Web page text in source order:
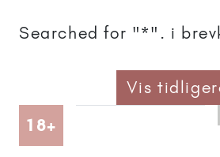
Searched for "*". i
Vis
18+ Artikler anbefalet